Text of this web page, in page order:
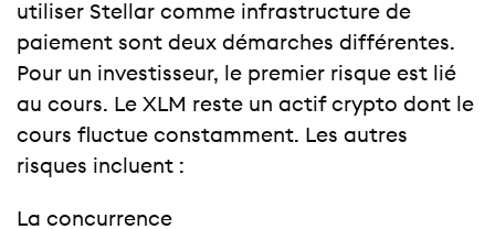
utiliser Stellar comme infrastructure de
paiement sont deux démarches différentes.
Pour un investisseur, le premier risque est lié
au cours. Le XLM reste un actif crypto dont le
cours fluctue constamment. Les autres
risques incluent :
La concurrence